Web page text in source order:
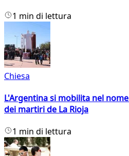
1 min di lettura
Chiesa
L'Argentina si mobilita nel
dei martiri de La Rioja
1 min di lettura